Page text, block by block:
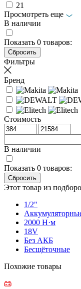
21
Просмотреть еще
В наличии
Показать 0 товаров:
Фильтры
Бренд
Стоимость
В наличии
Показать 0 товаров:
Этот товар из
1/2"
2000 Н·м
18V
Без АКБ
Бесщёточные
Похожие товары